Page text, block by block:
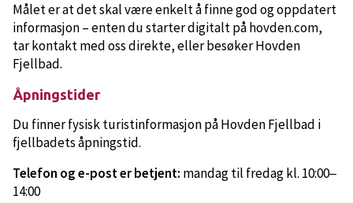
Målet er at det skal være enkelt å finne god og oppdatert
informasjon – enten du starter digitalt på hovden.com,
tar kontakt med oss direkte, eller besøker Hovden
Fjellbad.
Åpningstider
Du finner fysisk turistinformasjon på Hovden Fjellbad i
fjellbadets åpningstid.
Telefon og e-post er betjent: mandag til fredag kl. 10:00–
14:00